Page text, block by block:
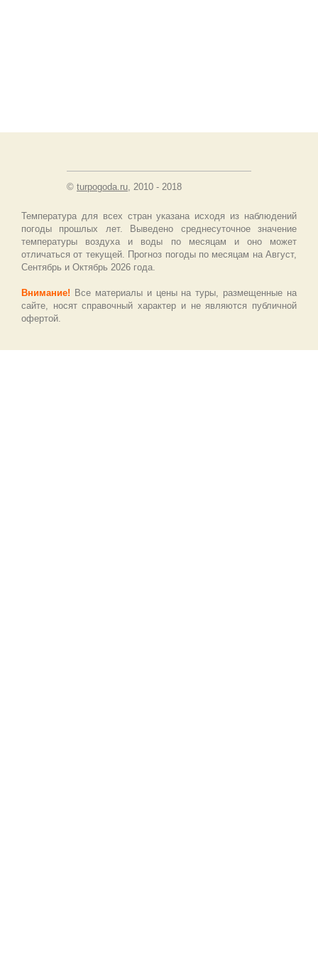
© turpogoda.ru, 2010 - 2018
Температура для всех стран указана исходя из наблюдений
погоды прошлых лет. Выведено среднесуточное значение
температуры воздуха и воды по месяцам и оно может
отличаться от текущей. Прогноз погоды по месяцам на Август,
Сентябрь и Октябрь 2026 года.
Внимание! Все материалы и цены на туры, размещенные на
сайте, носят справочный характер и не являются публичной
офертой.